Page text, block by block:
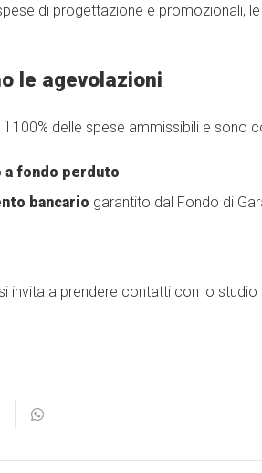
di progettazione e promozionali,
le agevolazioni
100% delle spese ammissibili e sono
a fondo perduto
bancario garantito dal Fondo di
invita a prendere contatti con lo